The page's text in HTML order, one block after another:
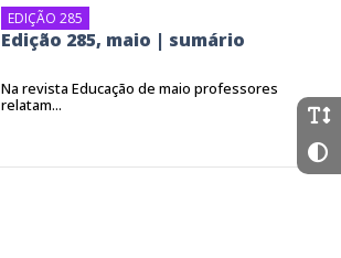
EDIÇÃO 285
Edição 285, maio | sumário
Na revista Educação de maio professores
relatam...